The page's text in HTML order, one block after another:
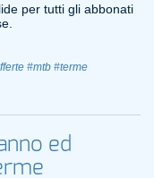
per tutti gli abbonati
#mtb #terme
ed